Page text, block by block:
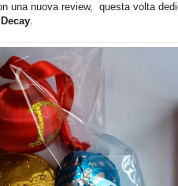
una nuova review, questa volta
.